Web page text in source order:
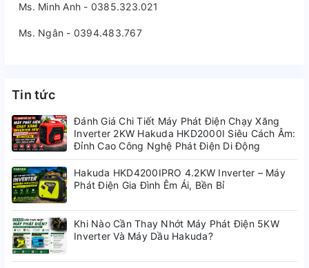
Ms. Minh Anh - 0385.323.021
Ms. Ngân - 0394.483.767
Tin tức
Đánh Giá Chi Tiết Máy Phát Điện Chạy Xăng
Inverter 2KW Hakuda HKD2000I Siêu Cách Âm:
Đỉnh Cao Công Nghệ Phát Điện Di Động
Hakuda HKD4200IPRO 4.2KW Inverter – Máy
Phát Điện Gia Đình Êm Ái, Bền Bỉ
Khi Nào Cần Thay Nhớt Máy Phát Điện 5KW
Inverter Và Máy Dầu Hakuda?